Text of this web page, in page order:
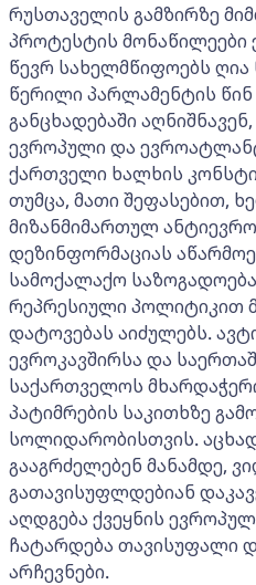
რუსთაველის გამზირზე
პროტესტის მონაწილეები
წევრ სახელმწიფოებს
წერილი პარლამენტის წინ
განცხადებაში
ევროპული და
ქართველი ხალხის
თუმცა, მათი შეფასებით,
მიზანმიმართულ
დეზინფორმაციას
სამოქალაქო
რეპრესიული პოლიტიკით
დატოვებას აიძულებს.
ევროკავშირსა და
საქართველოს
პატიმრების საკითხზე
სოლიდარობისთვის.
გააგრძელებენ მანამდე,
გათავისუფლდებიან
აღდგება ქვეყნის
ჩატარდება თავისუფალი
არჩევნები.